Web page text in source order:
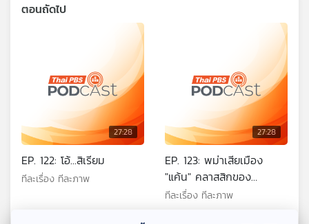
ตอนถัดไป
27:28
EP. 122: โอ้...สิเรียม
ทีละเรื่อง ทีละภาพ
27:28
EP. 123: พม่าเสียเมือง
"แค้น" คลาสสิกของ
ม.ร.ว.คึกฤทธิ์ ปราโมช
ทีละเรื่อง ทีละภาพ